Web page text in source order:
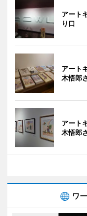
アート
り口
アート
木悟郎
アート
木悟郎
ワ